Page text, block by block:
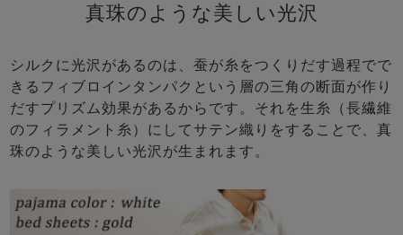
真珠のような美しい光沢
シルクに光沢があるのは、蚕が糸をつくりだす過程でで
きるフィブロインタンパクという層の三角の断面が作り
だすプリズム効果があるからです。それを生糸（長繊維
のフィラメント糸）にしてサテン織りをすることで、真
珠のような美しい光沢が生まれます。